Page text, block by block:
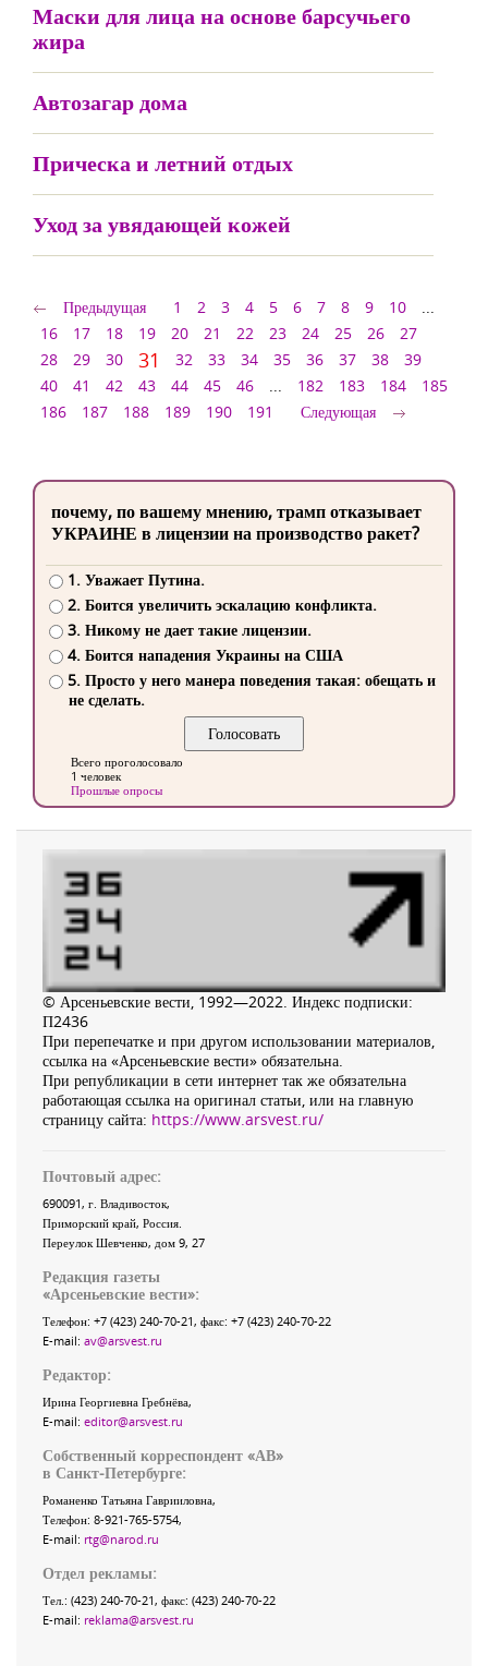
Маски для лица на основе барсучьего
жира
Автозагар дома
Прическа и летний отдых
Уход за увядающей кожей
Предыдущая 1 2 3 4 5 6 7 8 9 10
...
16
17 18 19 20 21 22 23 24 25 26
27
28
29 30 31 32 33 34 35 36 37 38
39
40
41 42 43 44 45 46 ... 182 183 184
185
186
187 188 189 190 191 Следующая
почему, по вашему мнению, трамп отказывает
УКРАИНЕ в лицензии на производство ракет?
1. Уважает Путина.
2. Боится увеличить эскалацию конфликта.
3. Никому не дает такие лицензии.
4. Боится нападения Украины на США
5. Просто у него манера поведения такая: обещать и
не сделать.
Всего проголосовало
1 человек
Прошлые опросы
© Арсеньевские вести, 1992—2022. Индекс подписки:
П2436
При перепечатке и при другом использовании материалов,
ссылка на «Арсеньевские вести» обязательна.
При републикации в сети интернет так же обязательна
работающая ссылка на оригинал статьи, или на главную
страницу сайта: https://www.arsvest.ru/
Почтовый адрес:
690091, г. Владивосток,
Приморский край, Россия
Переулок Шевченко, дом 9, 27
Редакция газеты
«Арсеньевские вести»:
Телефон: +7 (423) 240-70-21, факс: +7 (423) 240-70-22
E-mail: av@arsvest.ru
Редактор:
Ирина Георгиевна Гребнёва,
E-mail: editor@arsvest.ru
Собственный корреспондент «АВ»
в Санкт-Петербурге:
Романенко Татьяна Гаврииловна,
Телефон: 8-921-765-5754,
E-mail: rtg@narod.ru
Отдел рекламы:
Тел.: (423) 240-70-21, факс: (423) 240-70-22
E-mail: reklama@arsvest.ru